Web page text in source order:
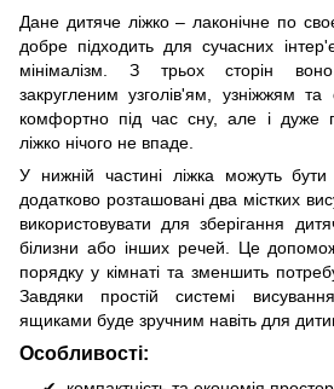
Дане дитяче ліжко – лаконічне по
добре підходить для сучасних
мінімалізм. З трьох сторін
закругленим узголів'ям, узніжжям
комфортно під час сну, але і дуже
ліжко нічого не впаде.
У нижній частині ліжка можуть
додатково розташовані два містких
використовувати для зберігання
білизни або інших речей. Це
порядку у кімнаті та зменшить
Завдяки простій системі
ящиками буде зручним навіть для
Особливості: